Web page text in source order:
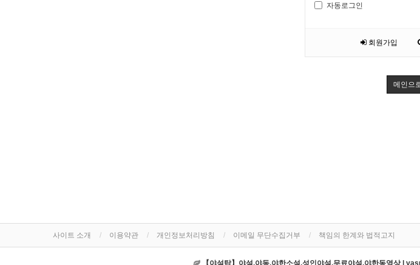
자동로그인
회원가입
메인으
사이트 소개 이용약관 개인정보처리방침 이메일 무단수집거부 책임의 한계와 법적고지
【야설탑】야설,야동,야한소설,성인야설,무료야설,야한동영상 |